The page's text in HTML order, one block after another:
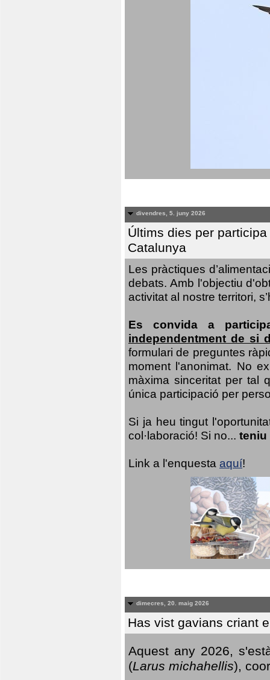
divendres, 5. juny 2026
Últims dies per
Catalunya
Les pràctiques
debats. Amb l'objectiu
activitat al nostre territori,
Es convida a
independentment de si
formulari de preguntes
moment l'anonimat. No
màxima sinceritat per tal
única participació per
Si ja heu tingut
col·laboració! Si no... teniu
Link a l'enquesta aquí!
dimecres, 20. maig 2026
Has vist gavians criant
Aquest any 2026,
(Larus michahellis),